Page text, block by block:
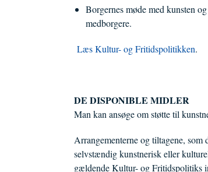
Borgernes møde med kunsten
medborgere.
Læs Kultur- og Fritidspolitikken.
DE DISPONIBLE MIDLER
Man kan ansøge om støtte til
Arrangementerne og tiltagene,
selvstændig kunstnerisk eller
gældende Kultur- og Fritidspolitiks